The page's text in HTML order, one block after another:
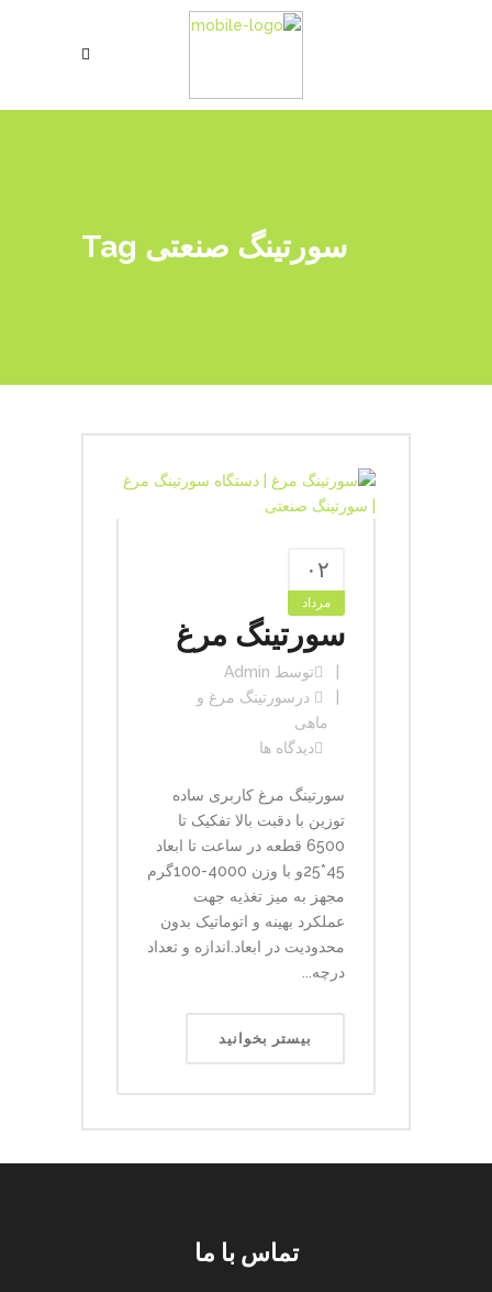
سورتینگ صنعتی Tag
۰۲
مرداد
سورتینگ مرغ
توسط Admin
در سورتینگ مرغ و
ماهی
دیدگاه ها
سورتینگ مرغ کاربری ساده
توزین با دقبت بالا تفکیک تا
6500 قطعه در ساعت تا ابعاد
45*25و با وزن 4000-100گرم
مجهز به میز تغذیه جهت
عملکرد بهینه و اتوماتیک بدون
محدودیت در ابعاد.اندازه و تعداد
درچه...
بیستر بخوانید
تماس با ما